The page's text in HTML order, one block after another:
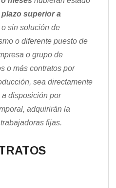
plazo superior a
o sin solución de
o diferente puesto de
o grupo de
o más contratos por
sea directamente
a disposición por
adquirirán la
fijas.